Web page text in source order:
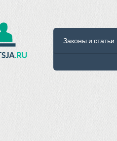
Законы и статьи